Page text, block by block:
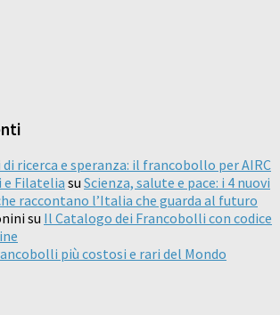
di ricerca e speranza: il francobollo per AIRC
e Filatelia su Scienza, salute e pace: i 4 nuovi
raccontano l’Italia che guarda al futuro
su Il Catalogo dei Francobolli con codice
più costosi e rari del Mondo